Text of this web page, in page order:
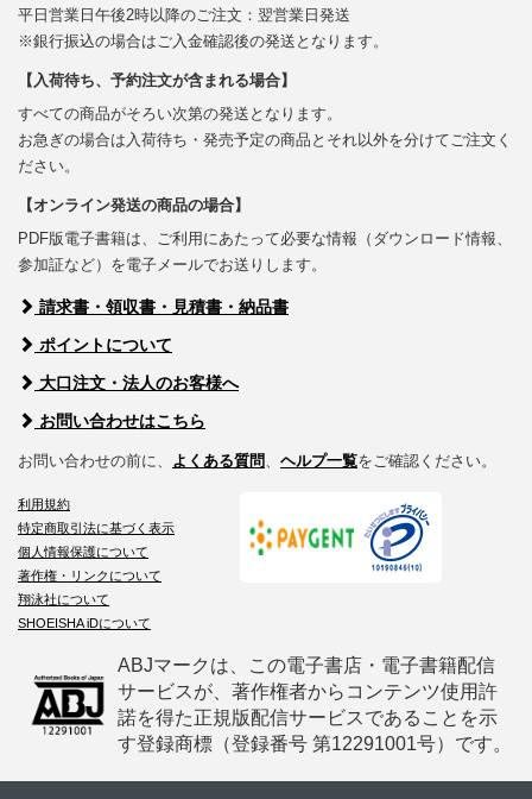
平日営業日午後2時以降のご注文：翌営業日発送
※銀行振込の場合はご入金確認後の発送となります。
【入荷待ち、予約注文が含まれる場合】
すべての商品がそろい次第の発送となります。
お急ぎの場合は入荷待ち・発売予定の商品とそれ以外を分けてご注文く
ださい。
【オンライン発送の商品の場合】
PDF版電子書籍は、ご利用にあたって必要な情報（ダウンロード情報、
参加証など）を電子メールでお送りします。
請求書・領収書・見積書・納品書
ポイントについて
大口注文・法人のお客様へ
お問い合わせはこちら
お問い合わせの前に、 よくある質問、 ヘルプ一覧をご確認ください。
利用規約
特定商取引法に基づく表示
個人情報保護について
著作権・リンクについて
翔泳社について
SHOEISHA iDについて
ABJマークは、この電子書店・電子書籍配信
サービスが、著作権者からコンテンツ使用許
諾を得た正規版配信サービスであることを示
す登録商標（登録番号 第12291001号）です。